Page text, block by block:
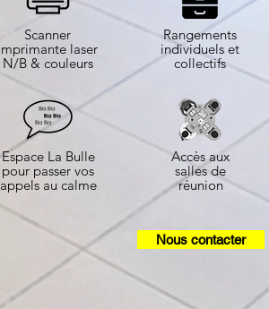
Scanner
laser
N/B & couleurs
Espace La Bulle
pour passer vos
appels au calme
Rangements
individuels et
collectifs
Accès aux
salles de
réunion
Nous contacter